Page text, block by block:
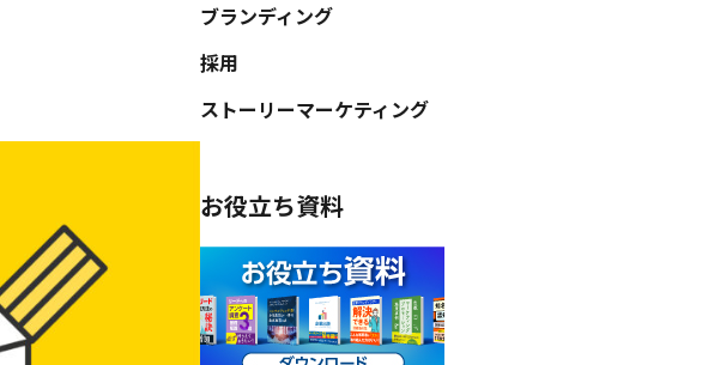
ブランディング
採用
ストーリーマーケティング
お役立ち資料